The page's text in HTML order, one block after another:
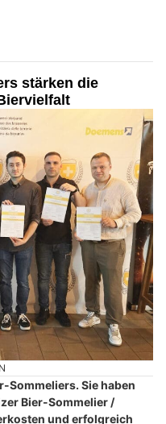
stärken die
Sommeliers. Sie haben
Bier-Sommelier /
und erfolgreich